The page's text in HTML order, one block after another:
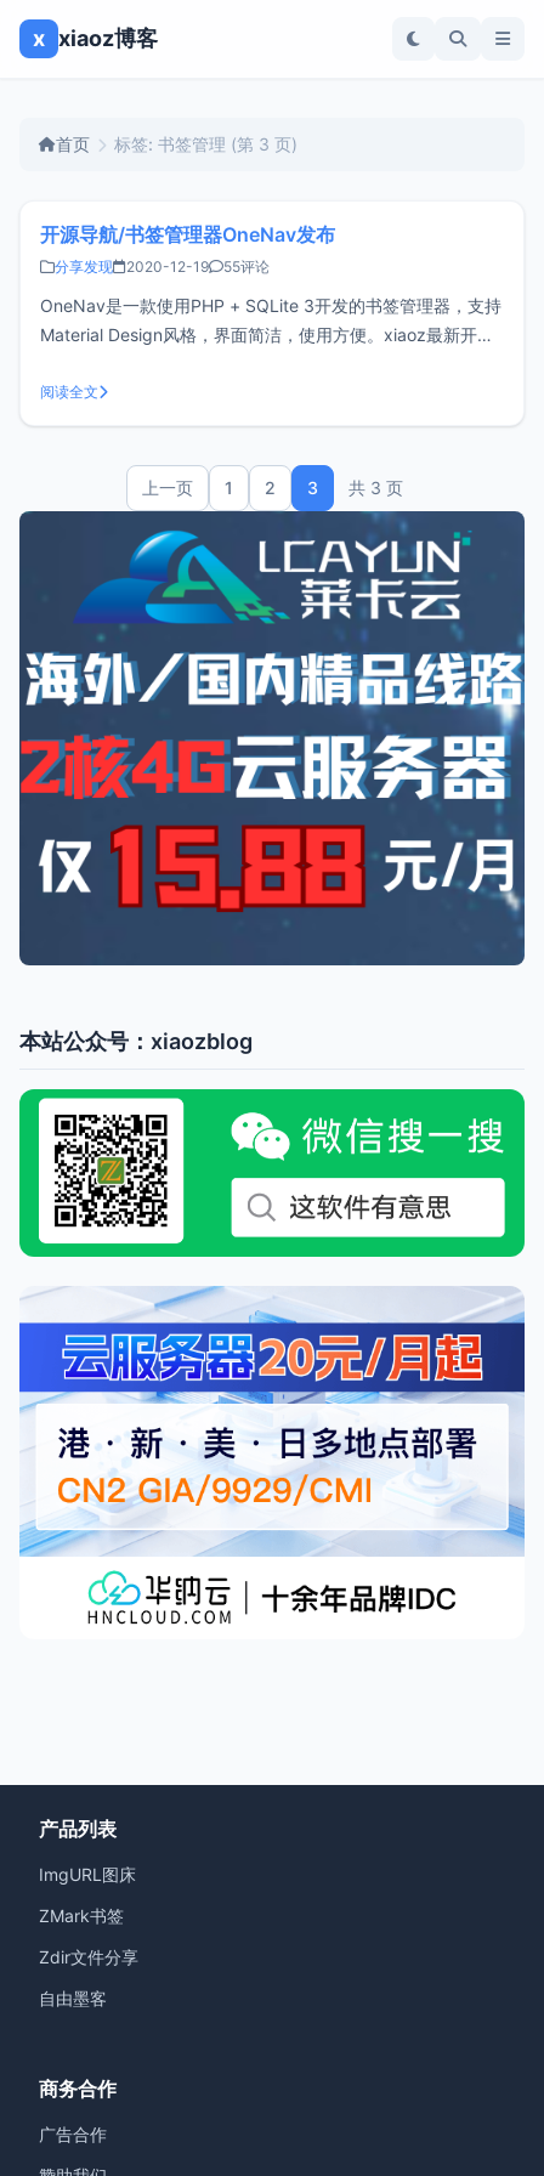
x xiaoz博客
首页 标签: 书签管理 (第 3 页)
开源导航/书签管理器OneNav发布
分享发现 2020-12-19 55评论
OneNav是一款使用PHP + SQLite 3开发的书签管理器，支持
Material Design风格，界面简洁，使用方便。xiaoz最新开源
种主题风格（默认内置2套模板）支持链接信息自动识别支持
API快速开始需安装PHP环境，并确保支持SQ
阅读全文
上一页 1 2 3 共 3 页
本站公众号：xiaozblog
产品列表
ImgURL图床
ZMark书签
Zdir文件分享
自由墨客
商务合作
广告合作